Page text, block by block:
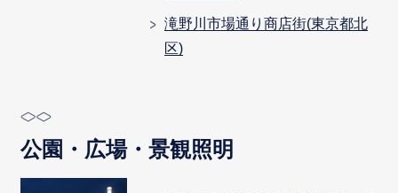
滝野川市場通り商店街(東京都北
区)
公園・広場・景観照明